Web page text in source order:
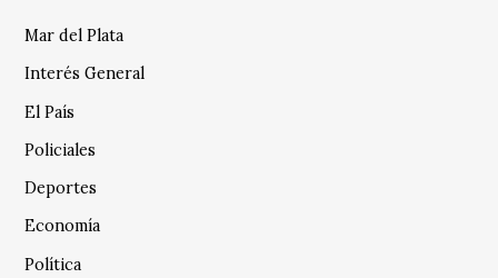
Mar del Plata
Interés General
El País
Policiales
Deportes
Economía
Política